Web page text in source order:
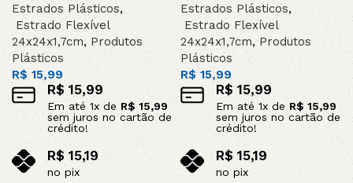
Estrados Plásticos,
Estrado Flexível
24x24x1,7cm, Produtos
Plásticos
R$ 15,99
R$15,99
Em até1x de R$ 15,99
sem juros no cartão de
crédito!
R$ 15,19
no pix
Estrados Plásticos,
Estrado Flexível
24x24x1,7cm,Produtos
Plásticos
R$ 15,99
R$15,99
Em até 1x deR$15,99
sem juros no cartão de
crédito!
R$15,19
no pix